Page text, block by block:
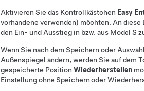
Aktivieren Sie das Kontrollkästchen Easy
vorhandene verwenden) möchten. An
den Ein- und Ausstieg in bzw. aus Model S
Wenn Sie nach dem Speichern oder
Außenspiegel ändern, werden Sie auf dem
gespeicherte Position Wiederherstellen
Einstellung ohne Speichern oder